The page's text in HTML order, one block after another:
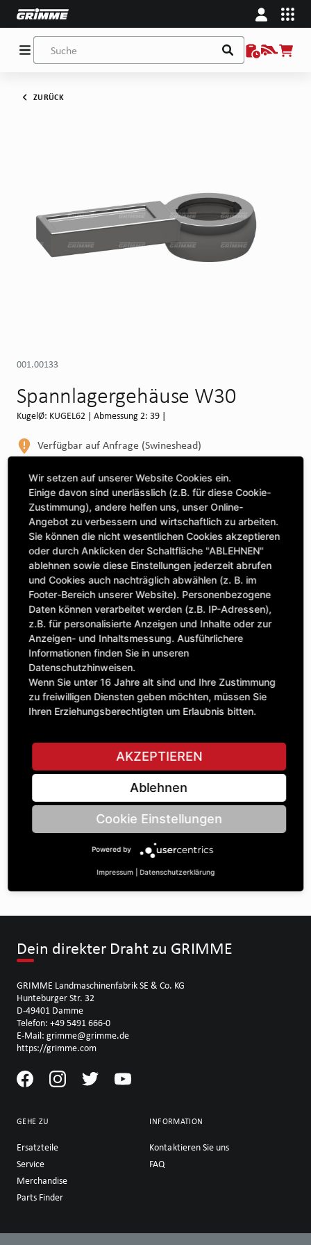
ZURÜCK
001.00133
Spannlagergehäuse W30
KugelØ: KUGEL62 | Abmessung 2: 39 |
Verfügbar auf Anfrage (Swineshead)
Maschine auswählen, um Kompatibilität zu sehen
MASCHINE AUSWÄHLEN
CLICK & COLLECT
Bestellungen bei Deinem bevorzugten Standort abholen
161,18 £
exkl. MwSt.
Anzahl
IN DEN WARENKORB
SPANNLAGER(GEHÄUSE) | KugelØ: KUGEL62 | Abmessung 2:
Dein direkter Draht zu GRIMME
GRIMME Landmaschinenfabrik SE & Co. KG
Hunteburger Str. 32
D-49401 Damme
Telefon: +49 5491 666-0
E-Mail: grimme@grimme.de
https://grimme.com
GEHE ZU
Ersatzteile
Service
Merchandise
Parts Finder
INFORMATION
Kontaktieren Sie uns
FAQ
Wir setzen auf unserer Website Cookies ein.
Einige davon sind unerlässlich (z.B. für diese Cookie-
Zustimmung), andere helfen uns, unser Online-
Angebot zu verbessern und wirtschaftlich zu arbeiten.
Sie können die nicht wesentlichen Cookies akzeptieren
oder durch Anklicken der Schaltfläche "ABLEHNEN"
ablehnen sowie diese Einstellungen jederzeit abrufen
und Cookies auch nachträglich abwählen (z. B. im
Footer-Bereich unserer Website). Personenbezogene
Daten können verarbeitet werden (z.B. IP-Adressen),
z.B. für personalisierte Anzeigen und Inhalte oder zur
Anzeigen- und Inhaltsmessung. Ausführlichere
Informationen finden Sie in unseren
Datenschutzhinweisen.
Wenn Sie unter 16 Jahre alt sind und Ihre Zustimmung
zu freiwilligen Diensten geben möchten, müssen Sie
Ihren Erziehungsberechtigten um Erlaubnis bitten.
AKZEPTIEREN
Ablehnen
Cookie Einstellungen
Powered by
Impressum Datenschutzerklärung